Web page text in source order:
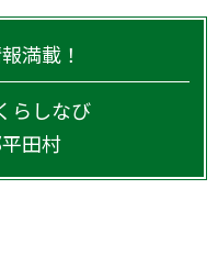
満載！
らしなび
田村